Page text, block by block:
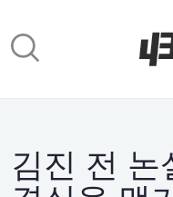
김진 전 논